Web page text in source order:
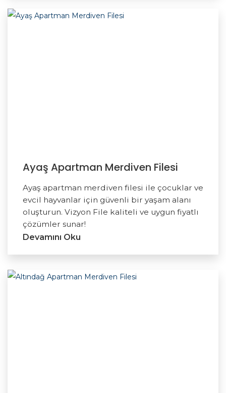
Ayaş Apartman Merdiven Filesi
Ayaş apartman merdiven filesi ile çocuklar ve
evcil hayvanlar için güvenli bir yaşam alanı
oluşturun. Vizyon File kaliteli ve uygun fiyatlı
çözümler sunar!
Devamını Oku